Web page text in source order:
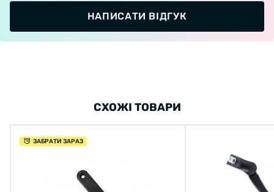
НАПИСАТИ ВІДГУК
СХОЖІ ТОВАРИ
ЗАБРАТИ ЗАРАЗ